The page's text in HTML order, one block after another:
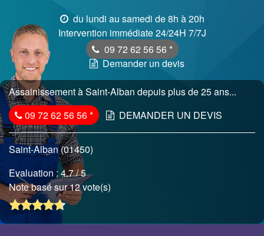
du lundi au samedi de 8h à 20h
Intervention immédiate 24/24H 7/7J
09 72 62 56 56 *
Demander un devis
Assainissement à Saint-Alban depuis plus de 25 ans...
09 72 62 56 56* DEMANDER UN DEVIS
Saint-Alban (01450)
Evaluation :4.7/ 5
Note basé sur 12 vote(s)